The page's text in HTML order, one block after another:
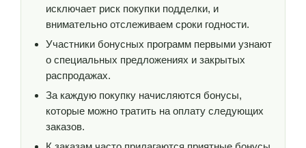
исключает риск покупки подделки, и
внимательно отслеживаем сроки годности.
Участники бонусных программ первыми узнают
о специальных предложениях и закрытых
распродажах.
За каждую покупку начисляются бонусы,
которые можно тратить на оплату следующих
заказов.